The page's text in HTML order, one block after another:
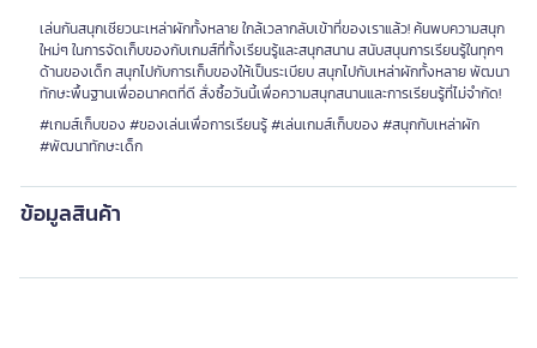
เล่นกันสนุกเชียวนะเหล่าผักทั้งหลาย ใกล้เวลากลับเข้าที่ของเราแล้ว! ค้นพบความสนุก
ใหม่ๆ ในการจัดเก็บของกับเกมส์ที่ทั้งเรียนรู้และสนุกสนาน สนับสนุนการเรียนรู้ในทุกๆ
ด้านของเด็ก สนุกไปกับการเก็บของให้เป็นระเบียบ สนุกไปกับเหล่าผักทั้งหลาย พัฒนา
ทักษะพื้นฐานเพื่ออนาคตที่ดี สั่งซื้อวันนี้เพื่อความสนุกสนานและการเรียนรู้ที่ไม่จำกัด!
#เกมส์เก็บของ #ของเล่นเพื่อการเรียนรู้ #เล่นเกมส์เก็บของ #สนุกกับเหล่าผัก
#พัฒนาทักษะเด็ก
ข้อมูลสินค้า